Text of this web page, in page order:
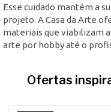
Esse cuidado mantém a
projeto. A Casa da Arte
materiais que viabilizam
arte por hobby até o
Ofertas